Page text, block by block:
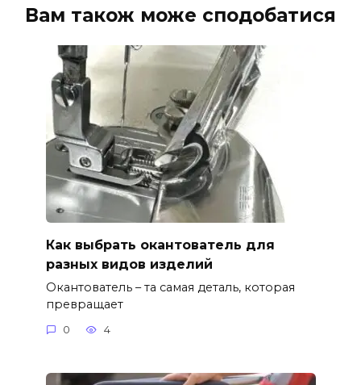
Вам також може сподобатися
Как выбрать окантователь для
разных видов изделий
Окантователь – та самая деталь, которая
превращает
0 4